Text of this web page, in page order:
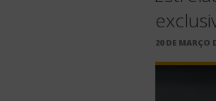
PUBLICADO
20 DE MARÇO